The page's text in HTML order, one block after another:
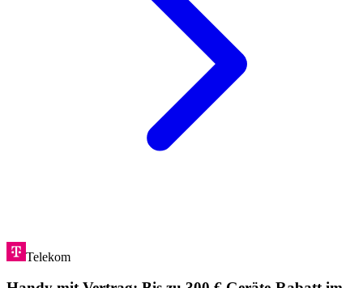
Telekom